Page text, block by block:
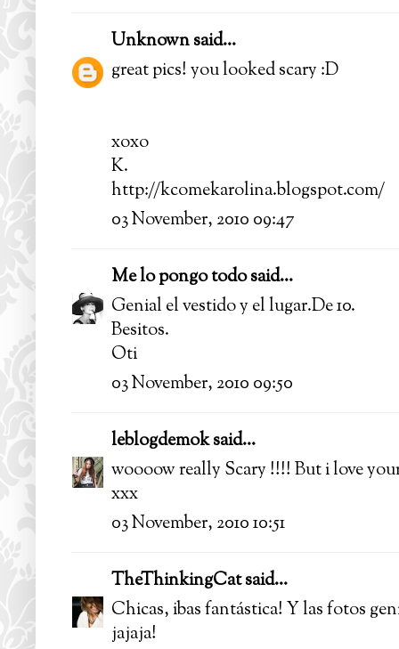
Unknownsaid...
great pics! you looked scary :D
xoxo
K.
http://kcomekarolina.blogspot.com/
03 November, 2010 09:47
Me lo pongo todosaid...
Genial el vestido y el lugar.De 10.
Besitos.
Oti
03 November, 2010 09:50
leblogdemoksaid...
woooow really Scary !!!! But i love
xxx
03 November, 2010 10:51
TheThinkingCatsaid...
Chicas, ibas fantástica! Y las fotos
jajaja!